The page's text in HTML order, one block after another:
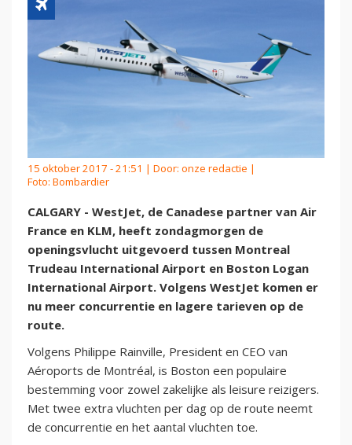
15 oktober 2017 - 21:51 | Door: onze redactie |
Foto: Bombardier
CALGARY - WestJet, de Canadese partner van Air
France en KLM, heeft zondagmorgen de
openingsvlucht uitgevoerd tussen Montreal
Trudeau International Airport en Boston Logan
International Airport. Volgens WestJet komen er
nu meer concurrentie en lagere tarieven op de
route.
Volgens Philippe Rainville, President en CEO van
Aéroports de Montréal, is Boston een populaire
bestemming voor zowel zakelijke als leisure reizigers.
Met twee extra vluchten per dag op de route neemt
de concurrentie en het aantal vluchten toe.